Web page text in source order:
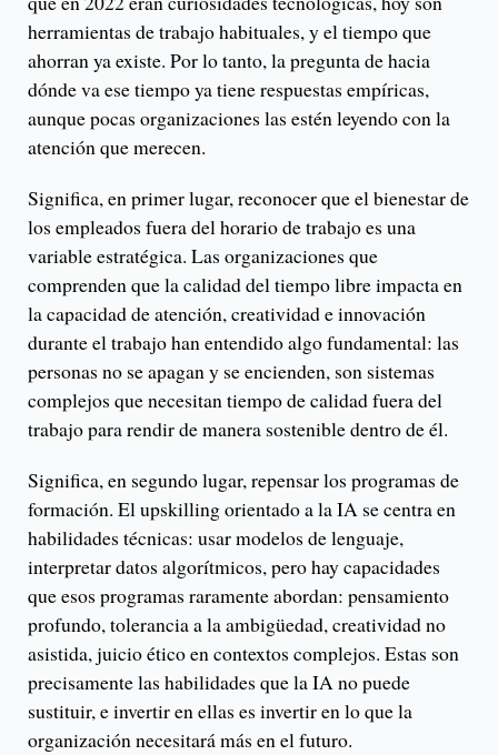
herramientas de trabajo habituales, y el tiempo que
ahorran ya existe. Por lo tanto, la pregunta de hacia
dónde va ese tiempo ya tiene respuestas empíricas,
aunque pocas organizaciones las estén leyendo con la
atención que merecen.
Significa, en primer lugar, reconocer que el bienestar de
los empleados fuera del horario de trabajo es una
variable estratégica. Las organizaciones que
comprenden que la calidad del tiempo libre impacta en
la capacidad de atención, creatividad e innovación
durante el trabajo han entendido algo fundamental: las
personas no se apagan y se encienden, son sistemas
complejos que necesitan tiempo de calidad fuera del
trabajo para rendir de manera sostenible dentro de él.
Significa, en segundo lugar, repensar los programas de
formación. El upskilling orientado a la IA se centra en
habilidades técnicas: usar modelos de lenguaje,
interpretar datos algorítmicos, pero hay capacidades
que esos programas raramente abordan: pensamiento
profundo, tolerancia a la ambigüedad, creatividad no
asistida, juicio ético en contextos complejos. Estas son
precisamente las habilidades que la IA no puede
sustituir, e invertir en ellas es invertir en lo que la
organización necesitará más en el futuro.